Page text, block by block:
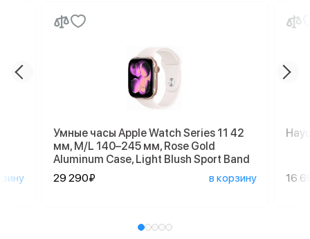
Умные часы Apple Watch Series 11 42
мм, M/L 140–245 мм, Rose Gold
Aluminum Case, Light Blush Sport Band
29 290₽
в корзину 16